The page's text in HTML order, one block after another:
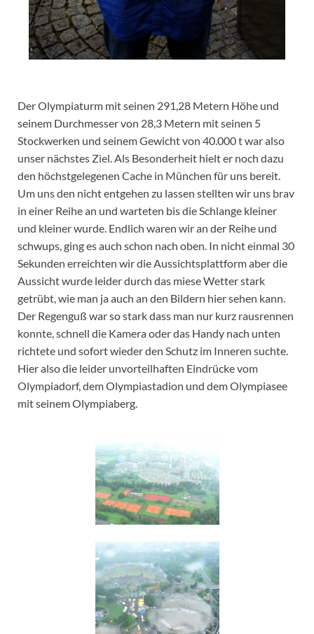
Der Olympiaturm mit seinen 291,28 Metern Höhe und
seinem Durchmesser von 28,3 Metern mit seinen 5
Stockwerken und seinem Gewicht von 40.000 t war also
unser nächstes Ziel. Als Besonderheit hielt er noch dazu
den höchstgelegenen Cache in München für uns bereit.
Um uns den nicht entgehen zu lassen stellten wir uns brav
in einer Reihe an und warteten bis die Schlange kleiner
und kleiner wurde. Endlich waren wir an der Reihe und
schwups, ging es auch schon nach oben. In nicht einmal 30
Sekunden erreichten wir die Aussichtsplattform aber die
Aussicht wurde leider durch das miese Wetter stark
getrübt, wie man ja auch an den Bildern hier sehen kann.
Der Regenguß war so stark dass man nur kurz rausrennen
konnte, schnell die Kamera oder das Handy nach unten
richtete und sofort wieder den Schutz im Inneren suchte.
Hier also die leider unvorteilhaften Eindrücke vom
Olympiadorf, dem Olympiastadion und dem Olympiasee
mit seinem Olympiaberg.